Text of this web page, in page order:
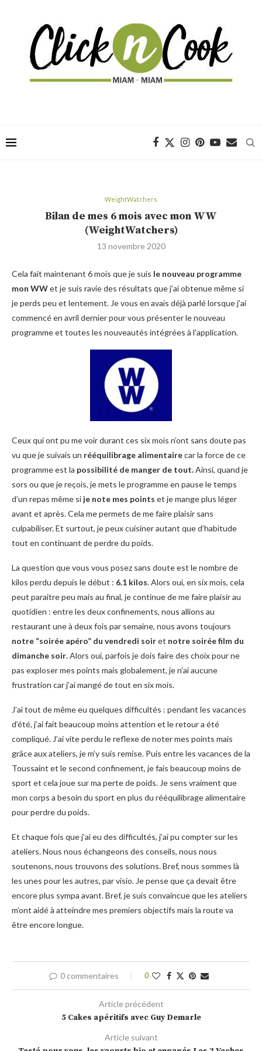
WeightWatchers
Bilan de mes 6 mois avec mon WW
(WeightWatchers)
13 novembre 2020
Cela fait maintenant 6 mois que je suis le nouveau programme
mon WWet je suis ravie des résultats que j’ai obtenue même si
je perds peu et lentement. Je vous en avais déjà parlé lorsque j’ai
commencé en avril dernier pour vous présenter le nouveau
programme et toutes les nouveautés intégrées à l’application.
Ceux qui ont pu me voir durant ces six mois n’ont sans doute pas
vu que je suivais un rééquilibrage alimentairecar la force de ce
programme est la possibilité de manger de tout.Ainsi, quand je
sors ou que je reçois, je mets le programme en pause le temps
d’un repas même si je note mes points et je mange plus léger
avant et après. Cela me permets de me faire plaisir sans
culpabiliser. Et surtout, je peux cuisiner autant que d’habitude
tout en continuant de perdre du poids.
La question que vous vous posez sans doute est le nombre de
kilos perdu depuis le début : 6.1 kilos. Alors oui, en six mois, cela
peut paraitre peu mais au final, je continue de me faire plaisir au
quotidien : entre les deux confinements, nous allions au
restaurant une à deux fois par semaine, nous avons toujours
notre “soirée apéro” du vendredi soiret notre soirée film du
dimanche soir. Alors oui, parfois je dois faire des choix pour ne
pas exploser mes points mais globalement, je n’ai aucune
frustration car j’ai mangé de tout en six mois.
J’ai tout de même eu quelques difficultés : pendant les vacances
d’été, j’ai fait beaucoup moins attention et le retour a été
compliqué. J’ai vite perdu le reflexe de noter mes points mais
grâce aux ateliers, je m’y suis remise. Puis entre les vacances de la
Toussaint et le second confinement, je fais beaucoup moins de
sport et cela joue sur ma perte de poids. Je sens vraiment que
mon corps a besoin du sport en plus du rééquilibrage alimentaire
pour perdre du poids.
Et chaque fois que j’ai eu des difficultés, j’ai pu compter sur les
ateliers. Nous nous échangeons des conseils, nous nous
soutenons, nous trouvons des solutions. Bref, nous sommes là
les unes pour les autres, par visio. Je pense que ça devait être
encore plus sympa avant. Bref, je suis convaincue que les ateliers
m’ont aidé à atteindre mes premiers objectifs mais la route va
être encore longue.
0 commentaires 0
Article précédent
5 Cakes apéritifs avec Guy Demarle
Article suivant